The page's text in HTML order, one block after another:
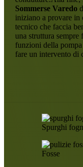
Sommerse Varedo
iniziano a provare in
tecnico che faccia
una struttura sempre
funzioni della pompa
fare un intervento di
Spurghi
Fosse